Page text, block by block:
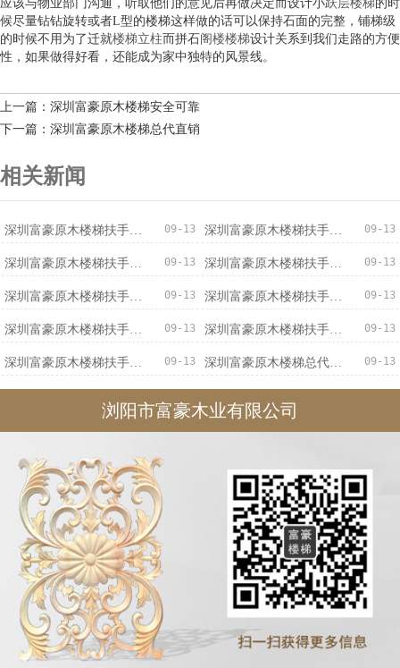
应该与物业部门沟通，听取他们的意见后再做决定而设计小跃层楼梯的时
候尽量钻钻旋转或者L型的楼梯这样做的话可以保持石面的完整，铺梯级
的时候不用为了迁就楼梯立柱而拼石阁楼楼梯设计关系到我们走路的方便
性，如果做得好看，还能成为家中独特的风景线。
上一篇：深圳富豪原木楼梯安全可靠
下一篇：深圳富豪原木楼梯总代直销
相关新闻
09-13 09-13
09-13 09-13
09-13 09-13
09-13 09-13
09-13 09-13
浏阳市富豪木业有限公司